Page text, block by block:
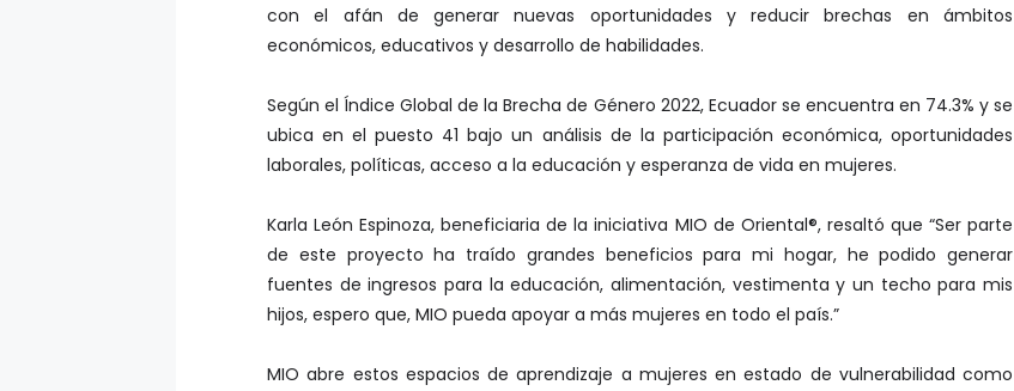
con el afán de generar nuevas oportunidades y reducir brechas en ámbitos
económicos, educativos y desarrollo de habilidades.
Según el Índice Global de la Brecha de Género 2022, Ecuador se encuentra en 74.3% y se
ubica en el puesto 41 bajo un análisis de la participación económica, oportunidades
laborales, políticas, acceso a la educación y esperanza de vida en mujeres.
Karla León Espinoza, beneficiaria de la iniciativa MIO de Oriental®, resaltó que “Ser parte
de este proyecto ha traído grandes beneficios para mi hogar, he podido generar
fuentes de ingresos para la educación, alimentación, vestimenta y un techo para mis
hijos, espero que, MIO pueda apoyar a más mujeres en todo el país.”
MIO abre estos espacios de aprendizaje a mujeres en estado de vulnerabilidad como